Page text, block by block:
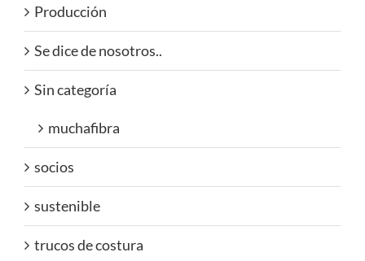
Producción
Se dice de nosotros..
Sin categoría
muchafibra
socios
sustenible
trucos de costura